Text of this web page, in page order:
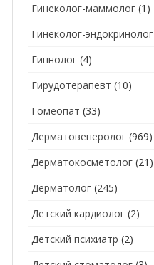
Гинеколог-маммолог (1)
Гинеколог-эндокринолог
Гипнолог (4)
Гирудотерапевт (10)
Гомеопат (33)
Дерматовенеролог (969)
Дерматокосметолог (21)
Дерматолог (245)
Детский кардиолог (2)
Детский психиатр (2)